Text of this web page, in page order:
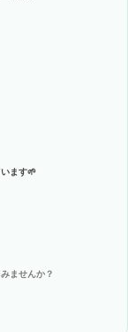
ます🌱
ませんか？